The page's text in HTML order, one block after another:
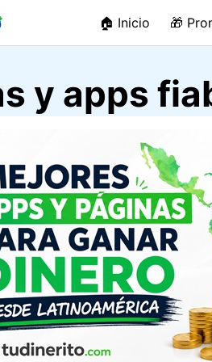
🏠 Inicio 🎁
y apps